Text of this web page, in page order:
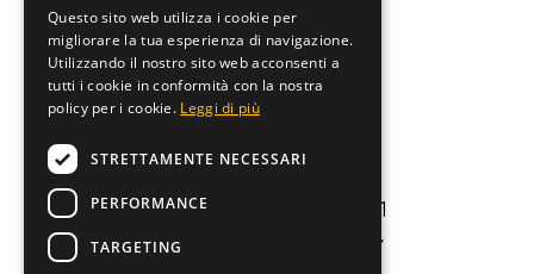
Contatti
Contattaci
Via Lago di carezza 11
Carpi (MO) 41012 - ITALY
GERMAN
Questo sito web utilizza i cookie per
migliorare la tua esperienza di navigazione.
Utilizzando il nostro sito web acconsenti a
tutti i cookie in conformità con la nostra
policy per i cookie. Leggi di più
STRETTAMENTE NECESSARI
PERFORMANCE
TARGETING